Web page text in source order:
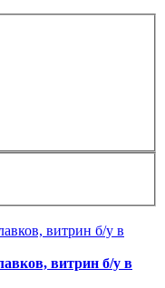
витрин б/у в